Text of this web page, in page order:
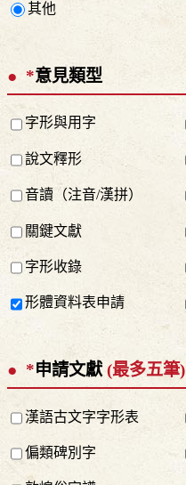
其他
*意見類型
字形與用字
說文釋形
音讀（注音/漢拼）
關鍵文獻
字形收錄
形體資料表申請
*申請文獻 (最多五筆)
漢語古文字字形表
偏類碑別字